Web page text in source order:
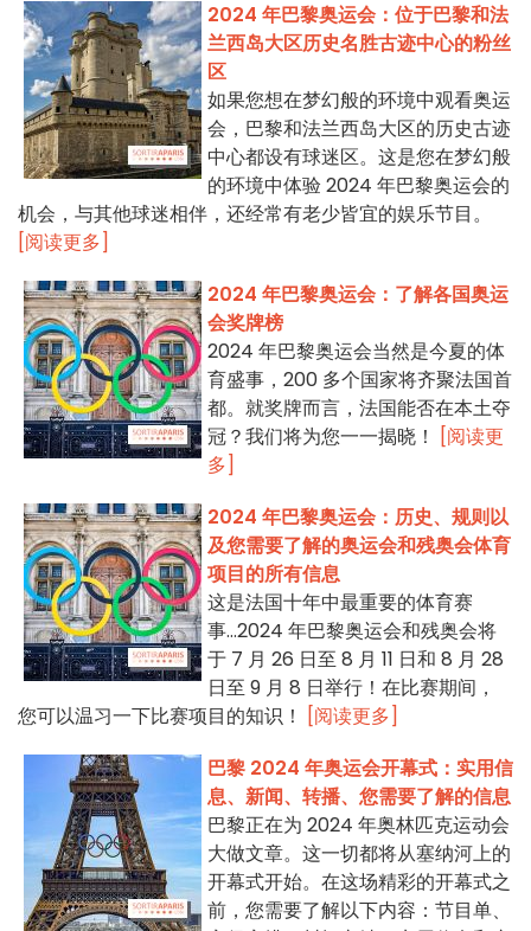
2024 年巴黎奥运会：位于巴黎和法
兰西岛大区历史名胜古迹中心的粉丝
区
如果您想在梦幻般的环境中观看奥运
会，巴黎和法兰西岛大区的历史古迹
中心都设有球迷区。这是您在梦幻般
的环境中体验 2024 年巴黎奥运会的
机会，与其他球迷相伴，还经常有老少皆宜的娱乐节目。
[阅读更多]
2024 年巴黎奥运会：了解各国奥运
会奖牌榜
2024 年巴黎奥运会当然是今夏的体
育盛事，200 多个国家将齐聚法国首
都。就奖牌而言，法国能否在本土夺
冠？我们将为您一一揭晓！
[阅读更
多]
2024 年巴黎奥运会：历史、规则以
及您需要了解的奥运会和残奥会体育
项目的所有信息
这是法国十年中最重要的体育赛
事...2024 年巴黎奥运会和残奥会将
于 7 月 26 日至 8 月 11 日和 8 月 28
日至 9 月 8 日举行！在比赛期间，
您可以温习一下比赛项目的知识！
[阅读更多]
巴黎 2024 年奥运会开幕式：实用信
息、新闻、转播、您需要了解的信息
巴黎正在为 2024 年奥林匹克运动会
大做文章。这一切都将从塞纳河上的
开幕式开始。在这场精彩的开幕式之
前，您需要了解以下内容：节目单、